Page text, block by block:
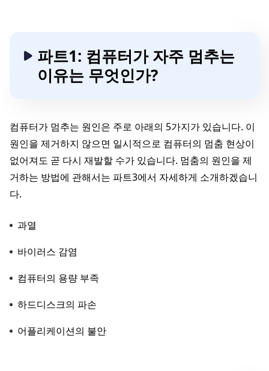
파트1: 컴퓨터가 자주 멈추는
이유는 무엇인가?
컴퓨터가 멈추는 원인은 주로 아래의 5가지가 있습니다. 이
원인을 제거하지 않으면 일시적으로 컴퓨터의 멈춤 현상이
없어져도 곧 다시 재발할 수가 있습니다. 멈춤의 원인을 제
거하는 방법에 관해서는 파트3에서 자세하게 소개하겠습니
다.
과열
바이러스 감염
컴퓨터의 용량 부족
하드디스크의 파손
어플리케이션의 불안